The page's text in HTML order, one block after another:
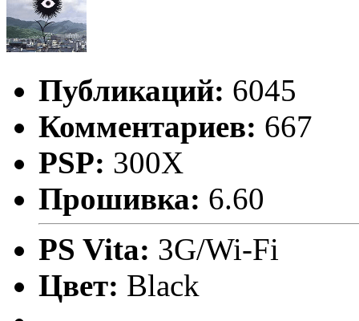
Публикаций: 6045
Комментариев: 667
PSP: 300X
Прошивка: 6.60
PS Vita: 3G/Wi-Fi
Цвет: Black